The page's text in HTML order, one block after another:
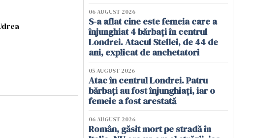
06 AUGUST 2026
S-a aflat cine este femeia care a
înjunghiat 4 bărbați în centrul
Londrei. Atacul Stellei, de 44 de
ani, explicat de anchetatori
05 AUGUST 2026
Atac în centrul Londrei. Patru
bărbați au fost înjunghiați, iar o
femeie a fost arestată
06 AUGUST 2026
Român, găsit mort pe stradă în